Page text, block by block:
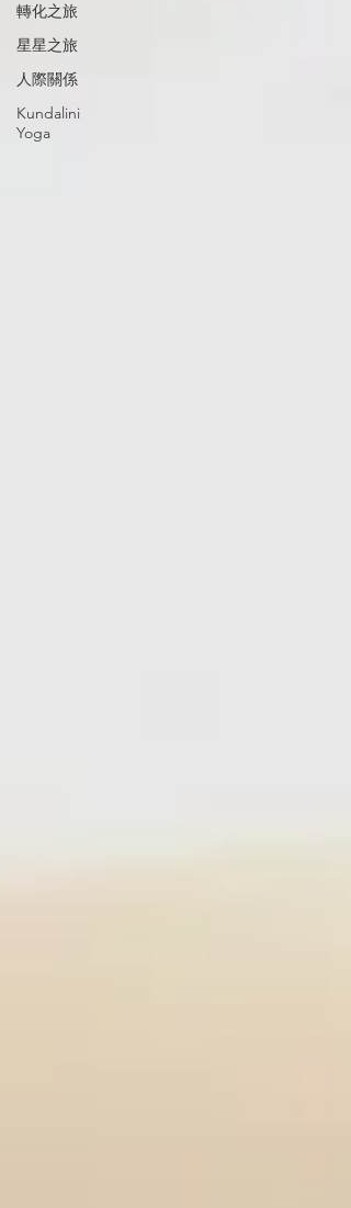
轉化之旅
星星之旅
人際關係
Kundalini
Yoga